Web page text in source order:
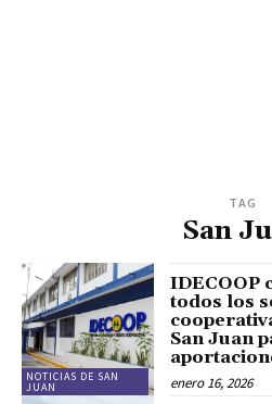
TAG
San
NOTICIAS DE SAN
JUAN
IDECOOP
todos los
San Juan
enero 16, 2026